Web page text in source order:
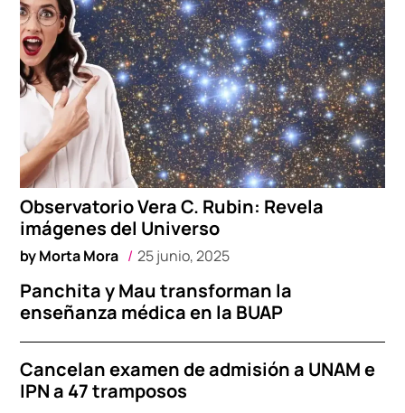
Observatorio Vera C. Rubin: Revela
imágenes del Universo
byMorta Mora 25 junio, 2025
Panchita y Mau transforman la
enseñanza médica en la BUAP
Cancelan examen de admisión a UNAM e
IPN a 47 tramposos